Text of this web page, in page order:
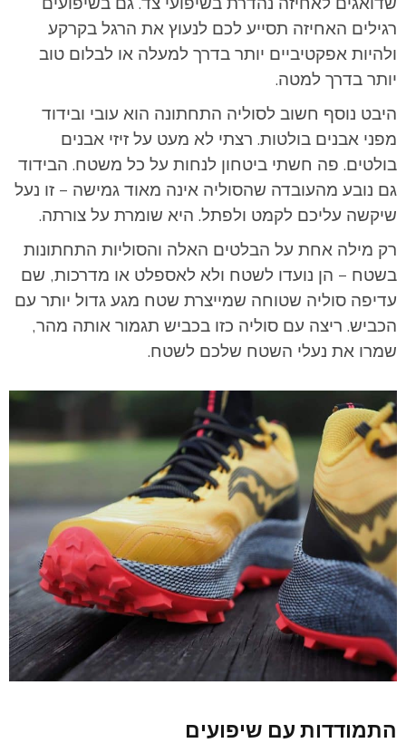
רגילים האחיזה תסייע לכם לנעוץ את הרגל בקרקע
ולהיות אפקטיביים יותר בדרך למעלה או לבלום טוב
יותר בדרך למטה.
היבט נוסף חשוב לסוליה התחתונה הוא עובי ובידוד
מפני אבנים בולטות. רצתי לא מעט על זיזי אבנים
בולטים. פה חשתי ביטחון לנחות על כל משטח. הבידוד
גם נובע מהעובדה שהסוליה אינה מאוד גמישה – זו נעל
שיקשה עליכם לקמט ולפתל. היא שומרת על צורתה.
רק מילה אחת על הבלטים האלה והסוליות התחתונות
בשטח – הן נועדו לשטח ולא לאספלט או מדרכות, שם
עדיפה סוליה שטוחה שמייצרת שטח מגע גדול יותר עם
הכביש. ריצה עם סוליה כזו בכביש תגמור אותה מהר,
שמרו את נעלי השטח שלכם לשטח.
התמודדות עם שיפועים